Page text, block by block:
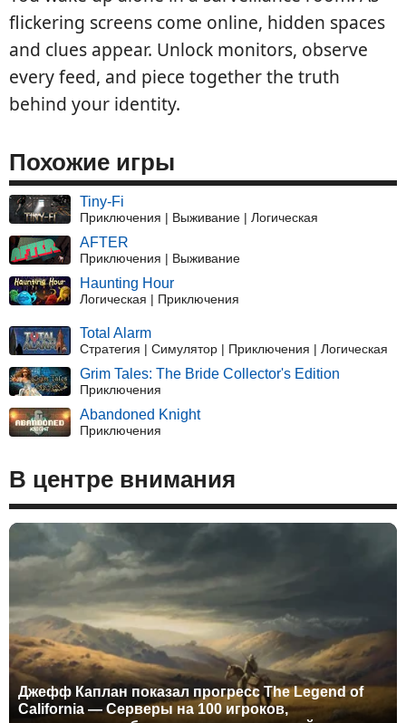
flickering screens come online, hidden spaces
and clues appear. Unlock monitors, observe
every feed, and piece together the truth
behind your identity.
Похожие игры
Tiny-Fi
Приключения | Выживание | Логическая
AFTER
Приключения | Выживание
Haunting Hour
Логическая | Приключения
Total Alarm
Стратегия | Симулятор | Приключения | Логическая
Grim Tales: The Bride Collector's Edition
Приключения
Abandoned Knight
Приключения
В центре внимания
Джефф Каплан показал прогресс The Legend of
California — Серверы на 100 игроков,